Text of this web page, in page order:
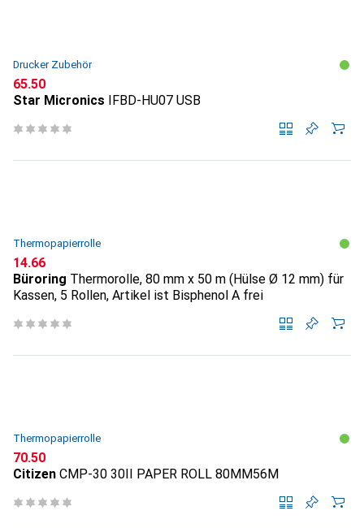
Drucker Zubehör
CHF
65.50
Star Micronics IFBD-HU07 USB
Thermopapierrolle
CHF
14.66
Büroring Thermorolle, 80 mm x 50 m (Hülse Ø 12 mm) für
Kassen, 5 Rollen, Artikel ist Bisphenol A frei
Thermopapierrolle
CHF
70.50
Citizen CMP-30 30II PAPER ROLL 80MM56M